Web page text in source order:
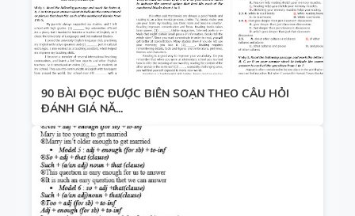
90 BÀI ĐỌC ĐƯỢC BIÊN SOẠN THEO CÂU HỎI
ĐÁNH GIÁ NĂ...